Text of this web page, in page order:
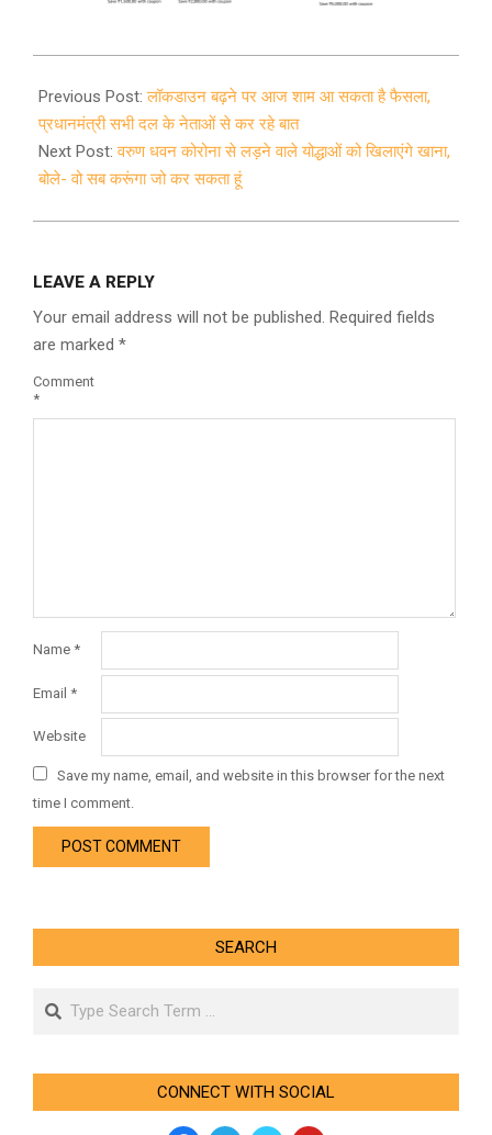
04-
08
Previous Post:लॉकडाउन बढ़ने पर आज शाम आ सकता है फैसला,
प्रधानमंत्री सभी दल के नेताओं से कर रहे बात
Next Post:वरुण धवन कोरोना से लड़ने वाले योद्धाओं को खिलाएंगे खाना,
बोले- वो सब करूंगा जो कर सकता हूं
LEAVE A REPLY
Your email address will not be published. Required fields
are marked *
Comment
*
Name *
Email *
Website
Save my name, email, and website in this browser for the next
time I comment.
SEARCH
Search
CONNECT WITH SOCIAL